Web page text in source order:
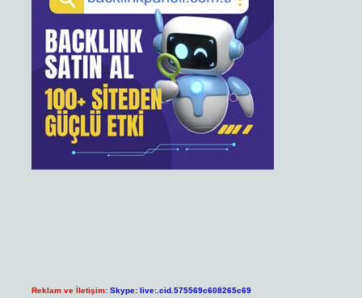
Reklam ve İletişim: Skype: live:.cid.575569c608265c69